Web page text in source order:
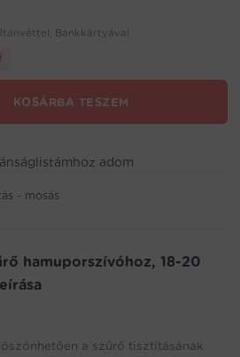
Bankkártyával
KOSÁRBA TESZEM
adom
- mosás
hamuporszívóhoz, 18-20
a szűrő tisztításának